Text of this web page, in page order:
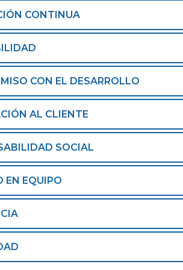
CONTINUA
CON EL DESARROLLO
AL CLIENTE
SOCIAL
EN EQUIPO